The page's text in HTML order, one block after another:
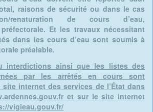
raisons desécurité ou dans le cas
renaturation de cours d’eau,
Et les travaux nécessitant
dans les cours d’eau sont soumis à
préalable.
interdictions ainsi que les listes des
par les arrêtés en cours sont
internet des services de l’État dans
et sur le site internet
vigieau.gouv.fr/